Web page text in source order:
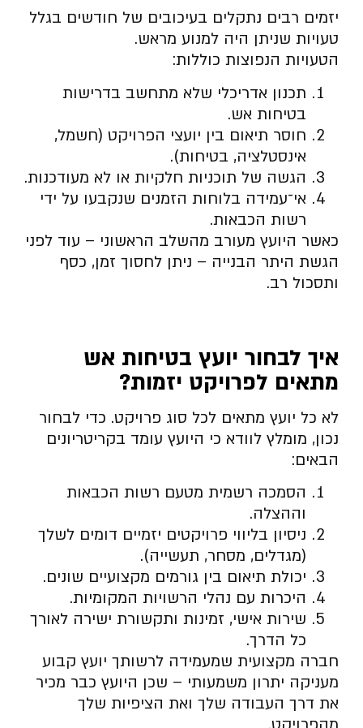
יזמים רבים נתקלים בעיכובים של חודשים בגלל
טעויות שניתן היה למנוע מראש.
הטעויות הנפוצות כוללות:
תכנון אדריכלי שלא מתחשב בדרישות
בטיחות אש.
חוסר תיאום בין יועצי הפרויקט (חשמל,
אינסטלציה, בטיחות).
הגשה של תוכניות חלקיות או לא מעודכנות.
אי־עמידה בלוחות הזמנים שנקבעו על ידי
רשות הכבאות.
כאשר היועץ מעורב מהשלב הראשוני – עוד לפני
הגשת היתר הבנייה – ניתן לחסוך זמן, כסף
ותסכול רב.
איך לבחור יועץ בטיחות אש
מתאים לפרויקט יזמות?
לא כל יועץ מתאים לכל סוג פרויקט. כדי לבחור
נכון, מומלץ לוודא כי היועץ עומד בקריטריונים
הבאים:
הסמכה רשמית מטעם רשות הכבאות
וההצלה.
ניסיון בליווי פרויקטים יזמיים דומים לשלך
(מגדלים, מסחר, תעשייה).
יכולת תיאום בין גורמים מקצועיים שונים.
היכרות עם נהלי הרשויות המקומיות.
שירות אישי, זמינות ותקשורת ישירה לאורך
כל הדרך.
חברה מקצועית שמעמידה לרשותך יועץ קבוע
מעניקה יתרון משמעותי – שכן היועץ כבר מכיר
את דרך העבודה שלך ואת הציפיות שלך